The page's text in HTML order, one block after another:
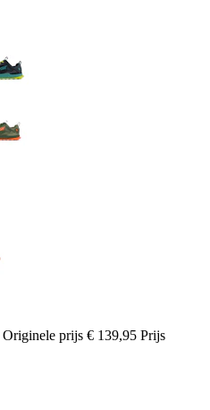
Originele prijs € 139,95 Prijs